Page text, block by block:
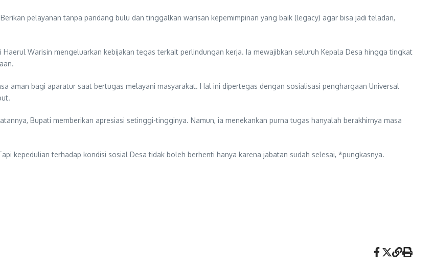
pelayanan tanpa pandang bulu dan tinggalkan warisan kepemimpinan yang baik (legacy) agar bisa jadi teladan,
Warisin mengeluarkan kebijakan tegas terkait perlindungan kerja. Ia mewajibkan seluruh Kepala Desa hingga tingkat
aman bagi aparatur saat bertugas melayani masyarakat. Hal ini dipertegas dengan sosialisasi penghargaan Universal
Bupati memberikan apresiasi setinggi-tingginya. Namun, ia menekankan purna tugas hanyalah berakhirnya masa
kepedulian terhadap kondisi sosial Desa tidak boleh berhenti hanya karena jabatan sudah selesai, *pungkasnya.